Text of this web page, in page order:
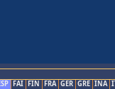
FAI FIN FRA GER GRE INA